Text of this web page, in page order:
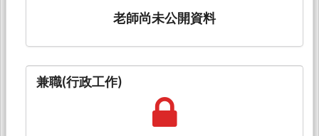
老師尚未公開資料
兼職(行政工作)